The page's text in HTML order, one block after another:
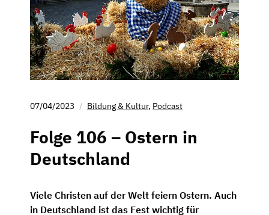
07/04/2023 Bildung & Kultur, Podcast
Folge 106 – Ostern in
Deutschland
Viele Christen auf der Welt feiern Ostern. Auch
in Deutschland ist das Fest wichtig für